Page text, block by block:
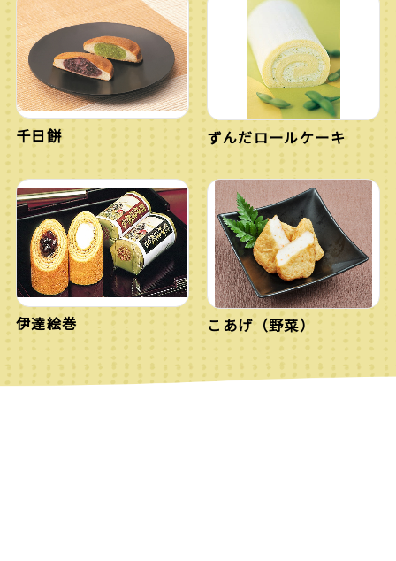
千日餅 ずんだロールケーキ
伊達絵巻 こあげ（野菜）